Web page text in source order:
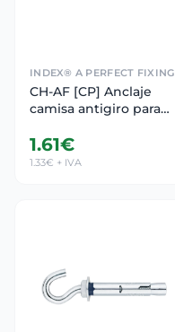
INDEX® A PERFECT FIXING
CH-AF [CP] Anclaje
camisa antigiro para
forjada
1.61€
1.33€ + IVA